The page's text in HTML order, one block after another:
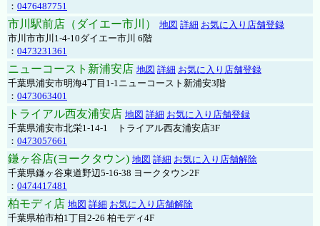
： 0476487751
市川駅前店（ダイエー市川） 地図 詳細 お気に入り店舗登録
市川市市川1-4-10ダイエー市川 6階
： 0473231361
ニューコースト新浦安店 地図 詳細 お気に入り店舗登録
千葉県浦安市明海4丁目1-1ニューコースト新浦安3階
： 0473063401
トライアル西友浦安店 地図 詳細 お気に入り店舗登録
千葉県浦安市北栄1-14-1 トライアル西友浦安店3F
： 0473057661
鎌ヶ谷店(ヨークタウン) 地図 詳細 お気に入り店舗解除
千葉県鎌ヶ谷東道野辺5-16-38 ヨークタウン2F
： 0474417481
柏モディ店 地図 詳細 お気に入り店舗解除
千葉県柏市柏1丁目2-26 柏モディ4F